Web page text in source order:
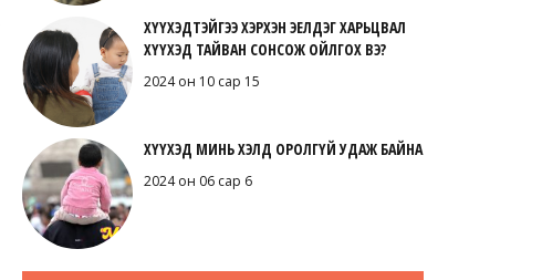
ХҮҮХЭДТЭЙГЭЭ ХЭРХЭН ЭЕЛДЭГ ХАРЬЦВАЛ
ХҮҮХЭД ТАЙВАН СОНСОЖ ОЙЛГОХ ВЭ?
2024 он 10 сар 15
ХҮҮХЭД МИНЬ ХЭЛД ОРОЛГҮЙ УДАЖ БАЙНА
2024 он 06 сар 6